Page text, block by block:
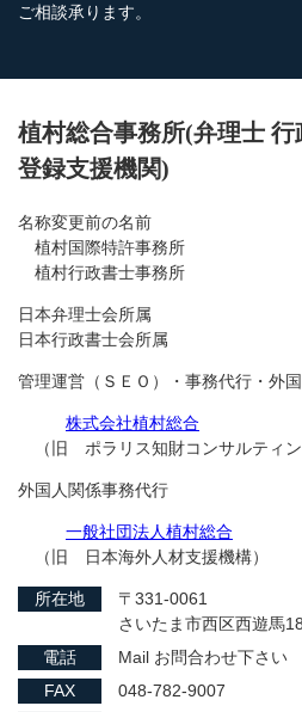
ご相談承ります。
植村総合事務所(弁理士
登録支援機関)
名称変更前の名前
植村国際特許事務所
植村行政書士事務所
日本弁理士会所属
日本行政書士会所属
管理運営（ＳＥＯ）・事務代行・外
株式会社植村総合
（旧 ポラリス知財コンサルティ
外国人関係事務代行
一般社団法人植村総合
（旧 日本海外人材支援機構）
所在地
〒331-0061
さいたま市西区西遊馬
電話
Mail お問合わせ下さい
FAX
048-782-9007